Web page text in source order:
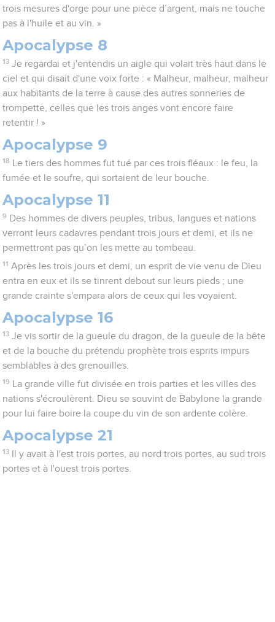
trois mesures d'orge pour une pièce d’argent, mais ne touche
pas à l'huile et au vin. »
Apocalypse 8
13 Je regardai et j'entendis un aigle qui volait très haut dans le
ciel et qui disait d'une voix forte : « Malheur, malheur, malheur
aux habitants de la terre à cause des autres sonneries de
trompette, celles que les trois anges vont encore faire
retentir ! »
Apocalypse 9
18
Le tiers des hommes fut tué par ces trois fléaux : le feu, la
fumée et le soufre, qui sortaient de leur bouche.
Apocalypse 11
9 Des hommes de divers peuples, tribus, langues et nations
verront leurs cadavres pendant trois jours et demi, et ils ne
permettront pas qu’on les mette au tombeau.
11 Après les trois jours et demi, un esprit de vie venu de Dieu
entra en eux et ils se tinrent debout sur leurs pieds ; une
grande crainte s'empara alors de ceux qui les voyaient.
Apocalypse 16
13 Je vis sortir de la gueule du dragon, de la gueule de la bête
et de la bouche du prétendu prophète trois esprits impurs
semblables à des grenouilles.
19
La grande ville fut divisée en trois parties et les villes des
nations s'écroulèrent. Dieu se souvint de Babylone la grande
pour lui faire boire la coupe du vin de son ardente colère.
Apocalypse 21
13
Il y avait à l'est trois portes, au nord trois portes, au sud trois
portes et à l'ouest trois portes.